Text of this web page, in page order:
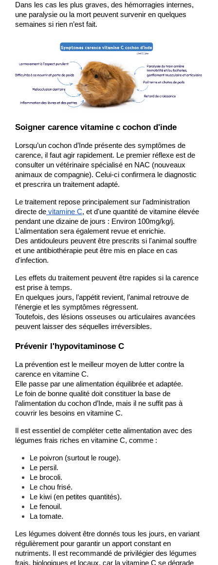
Dans les cas les plus graves, des hémorragies internes,
une paralysie ou la mort peuvent survenir en quelques
semaines si rien n’est fait.
​Soigner carence vitamine c cochon d'inde
Lorsqu’un cochon d’Inde présente des symptômes de
carence, il faut agir rapidement. Le premier réflexe est de
consulter un vétérinaire spécialisé en NAC (nouveaux
animaux de compagnie). Celui-ci confirmera le diagnostic
et prescrira un traitement adapté.
Le traitement repose principalement sur l’administration
directe de vitamine C, et d'une quantité de vitamine élevée
pendant une dizaine de jours : Environ 100mg/kg/j.
L’alimentation sera également revue et enrichie.
Des antidouleurs peuvent être prescrits si l'animal souffre
et une antibiothérapie peut être mis en place en cas
d'infection.
Les effets du traitement peuvent être rapides si la carence
est prise à temps.
En quelques jours, l’appétit revient, l’animal retrouve de
l’énergie et les symptômes régressent.
Toutefois, des lésions osseuses ou articulaires avancées
peuvent laisser des séquelles irréversibles.
Prévenir l'hypovitaminose C
La prévention est le meilleur moyen de lutter contre la
carence en vitamine C.
Elle passe par une alimentation équilibrée et adaptée.
Le foin de bonne qualité doit constituer la base de
l’alimentation du cochon d’Inde, mais il ne suffit pas à
couvrir les besoins en vitamine C.
Il est essentiel de compléter cette alimentation avec des
légumes frais riches en vitamine C, comme :
Le poivron (surtout le rouge).
Le persil.
Le brocoli.
Le chou frisé.
Le kiwi (en petites quantités).
Le fenouil.
La tomate.
Les légumes doivent être donnés tous les jours, en variant
régulièrement pour garantir un apport constant en
nutriments. Il est recommandé de privilégier des légumes
frais, biologiques et locaux, car la vitamine C se dégrade